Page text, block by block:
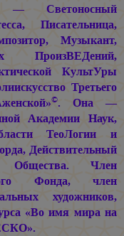
— Светоносный
Писательница,
Музыкант,
ПроизВЕДений,
КультУры
Третьего
©. Она —
Академии Наук,
ТеоЛогии и
Действительный
Общества. Член
Фонда, член
художников,
«Во имя мира на